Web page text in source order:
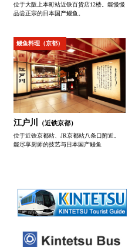
位于大阪上本町站近铁百货店12楼。能慢慢
品尝正宗的日本国产鳗鱼。
鳗鱼料理（京都）
江户川 （近铁京都）
位于近铁京都站、JR京都站八条口附近。
能尽享厨师的技艺与日本国产鳗鱼